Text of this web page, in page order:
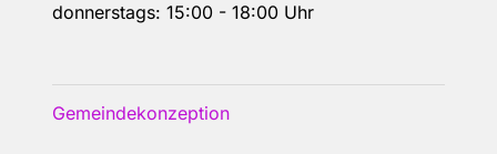
donnerstags: 15:00 - 18:00 Uhr
Gemeindekonzeption